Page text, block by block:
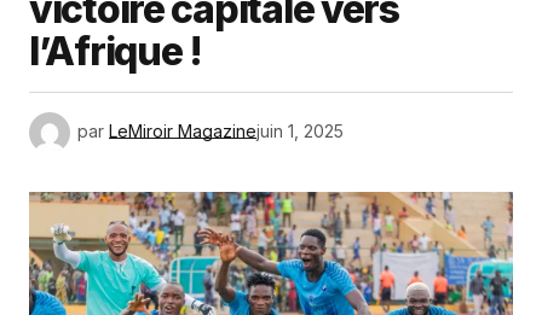
l’Afrique !
par LeMiroir Magazinejuin 1, 2025